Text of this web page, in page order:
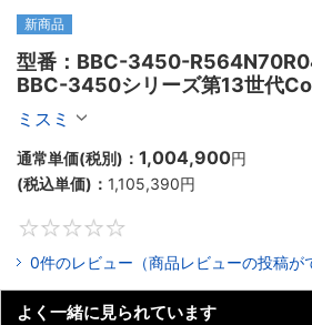
新商品
型番：BBC-3450-
BBC-3450シリーズ第13世代
Celeron対応フロアマウント
ミスミ
通常単価(税別)： 1,004,900円
(税込単価)： 1,105,390円
0件のレビュー（商品レビューの投稿が
よく一緒に見られています